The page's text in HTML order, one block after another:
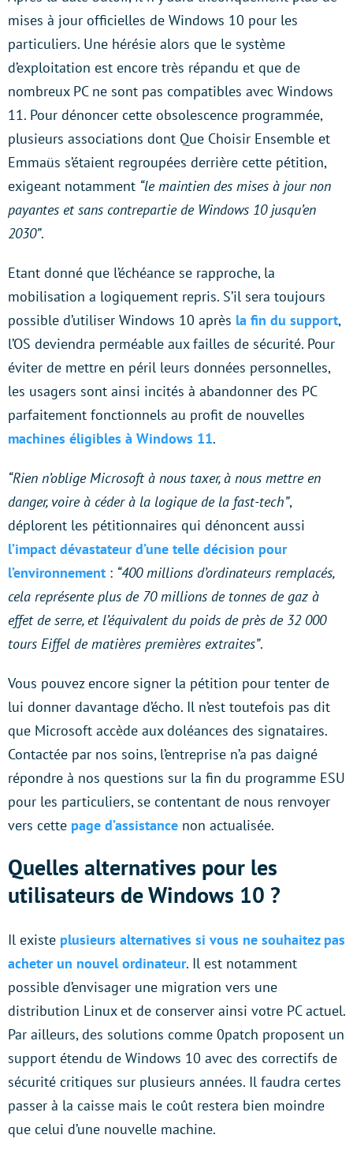
mises à jour officielles de Windows 10 pour les
particuliers. Une hérésie alors que le système
d’exploitation est encore très répandu et que de
nombreux PC ne sont pas compatibles avec Windows
11. Pour dénoncer cette obsolescence programmée,
plusieurs associations dont Que Choisir Ensemble et
Emmaüs s’étaient regroupées derrière cette pétition,
exigeant notamment “le maintien des mises à jour non
payantes et sans contrepartie de Windows 10 jusqu’en
2030”.
Etant donné que l’échéance se rapproche, la
mobilisation a logiquement repris. S’il sera toujours
possible d’utiliser Windows 10 après la fin du support,
l’OS deviendra perméable aux failles de sécurité. Pour
éviter de mettre en péril leurs données personnelles,
les usagers sont ainsi incités à abandonner des PC
parfaitement fonctionnels au profit de nouvelles
machines éligibles à Windows 11.
“Rien n’oblige Microsoft à nous taxer, à nous mettre en
danger, voire à céder à la logique de la fast-tech”,
déplorent les pétitionnaires qui dénoncent aussi
l’impact dévastateur d’une telle décision pour
l’environnement : “400 millions d’ordinateurs remplacés,
cela représente plus de 70 millions de tonnes de gaz à
effet de serre, et l’équivalent du poids de près de 32 000
tours Eiffel de matières premières extraites”.
Vous pouvez encore signer la pétition pour tenter de
lui donner davantage d’écho. Il n’est toutefois pas dit
que Microsoft accède aux doléances des signataires.
Contactée par nos soins, l’entreprise n’a pas daigné
répondre à nos questions sur la fin du programme ESU
pour les particuliers, se contentant de nous renvoyer
vers cette page d’assistance non actualisée.
Quelles alternatives pour les
utilisateurs de Windows 10 ?
Il existe plusieurs alternatives si vous ne souhaitez pas
acheter un nouvel ordinateur. Il est notamment
possible d’envisager une migration vers une
distribution Linux et de conserver ainsi votre PC actuel.
Par ailleurs, des solutions comme 0patch proposent un
support étendu de Windows 10 avec des correctifs de
sécurité critiques sur plusieurs années. Il faudra certes
passer à la caisse mais le coût restera bien moindre
que celui d’une nouvelle machine.